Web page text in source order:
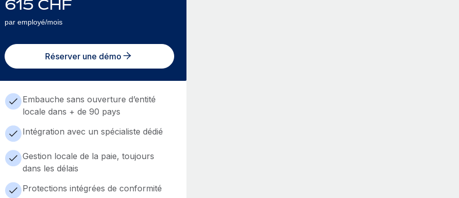
615 CHF
par employé/mois
Réserver une démo
Embauche sans ouverture d’entité
locale dans + de 90 pays
Intégration avec un spécialiste dédié
Gestion locale de la paie, toujours
dans les délais
Protections intégrées de conformité